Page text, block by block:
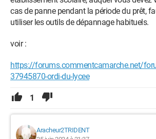
Windows / Chrome 126.0.0.0
cas de panne pendant la période du prêt,
utiliser les outils de dépannage habituels.
voir :
https://forums.commentcamarche.net/
37945870-ordi-du-lycee
1
Aracheur2TRIDENT